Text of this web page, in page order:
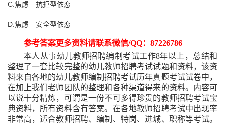
C.焦虑—抗拒型依恋
D.焦虑—安全型依恋
参考答案更多资料请联系微信/QQ：87226786
本人从事幼儿教师招聘编制考试工作8年以上，总结和
整理了一套比较完整的幼儿教师招聘考试试题和资料，该资
料来自各地的幼儿教师编制招聘考试历年真题考试试卷中，
在加上我们老师团队的整理和各种渠道得来的资料。内容可
以说十分精炼，可谓是一份不可多得珍贵的教师招聘考试宝
典资料，所有资料含有答案。在各地教师招聘考试中出现率
非常高，适合教师招聘、编制、特岗、进城、职称等考试。